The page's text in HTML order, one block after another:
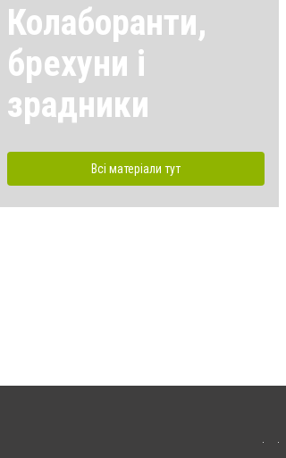
Колаборанти,
брехуни і
зрадники
Всі матеріали тут